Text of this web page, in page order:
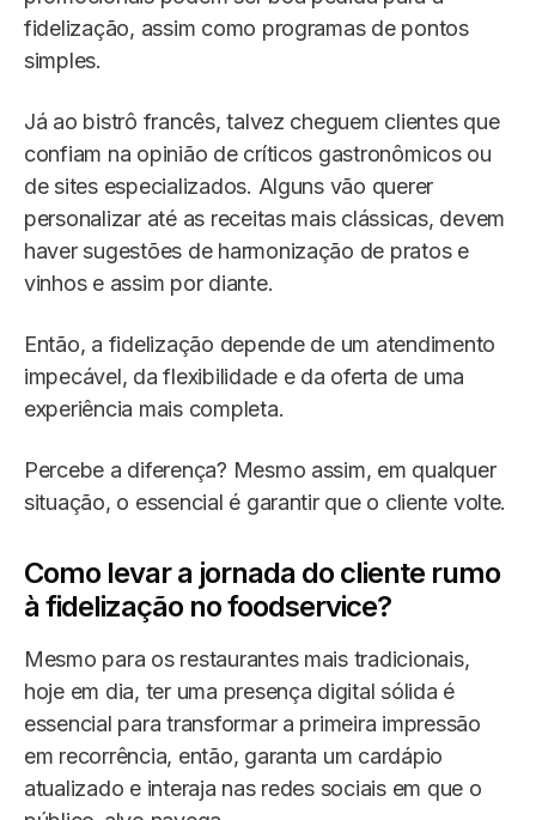
fidelização, assim como programas de pontos
simples.
Já ao bistrô francês, talvez cheguem clientes que
confiam na opinião de críticos gastronômicos ou
de sites especializados. Alguns vão querer
personalizar até as receitas mais clássicas, devem
haver sugestões de harmonização de pratos e
vinhos e assim por diante.
Então, a fidelização depende de um atendimento
impecável, da flexibilidade e da oferta de uma
experiência mais completa.
Percebe a diferença? Mesmo assim, em qualquer
situação, o essencial é garantir que o cliente volte.
Como levar a jornada do cliente rumo
à fidelização no foodservice?
Mesmo para os restaurantes mais tradicionais,
hoje em dia, ter uma presença digital sólida é
essencial para transformar a primeira impressão
em recorrência, então, garanta um cardápio
atualizado e interaja nas redes sociais em que o